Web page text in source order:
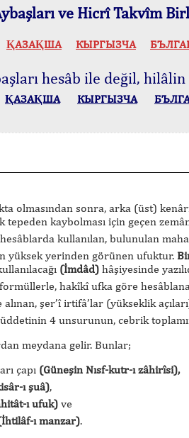
ve Hicrî Takvîm
ҚАЗАҚША КЫPГЫЗЧA
hesâb ile değil,
ҚАЗАҚША КЫPГЫЗЧA
olmasından sonra, arka (üst)
tepeden kaybolması için geçen
kullanılan, bulunulan
yüksek yerinden görünen ufuktur.
(İmdâd) hâşiyesinde
hakîkî ufka göre
alınan, şer’î irtifâ’lar (yükseklik
4 unsurunun, cebrik
meydana gelir. Bunlar;
çapı (Güneşin Nısf-kutr-ı zâhirîsi),
ı şuâ),
ı ufuk) ve
ı manzar).